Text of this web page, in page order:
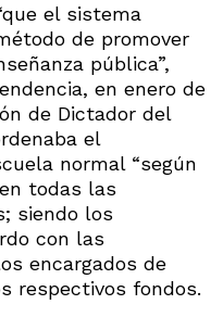
el sistema
de promover
pública”,
en enero de
de Dictador del
el
normal “según
todas las
siendo los
con las
encargados de
respectivos fondos.